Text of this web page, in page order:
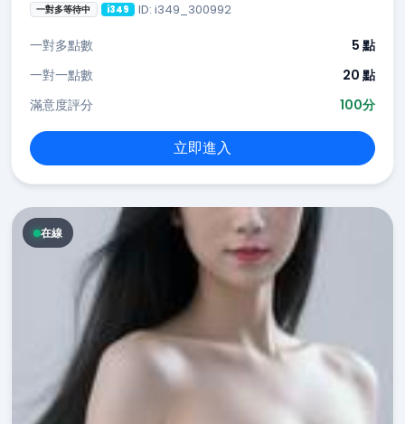
一對多等待中 i349 ID: i349_300992
一對多點數
5 點
一對一點數
20 點
滿意度評分
100分
立即進入
在線